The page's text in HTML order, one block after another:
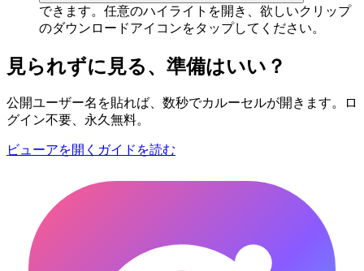
できます。任意のハイライトを開き、欲しいクリップ
のダウンロードアイコンをタップしてください。
見られずに見る、準備はいい？
公開ユーザー名を貼れば、数秒でカルーセルが開きます。ロ
グイン不要、永久無料。
ビューアを開く ガイドを読む